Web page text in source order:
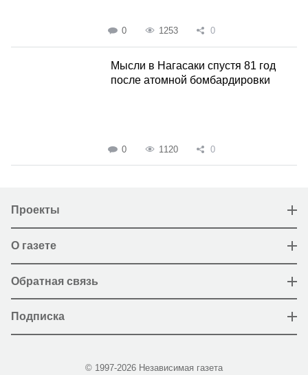
0 1253 0
Мысли в Нагасаки спустя 81 год
после атомной бомбардировки
0 1120 0
Проекты
О газете
Обратная связь
Подписка
© 1997-2026 Независимая газета